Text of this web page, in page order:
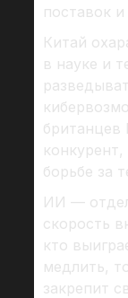
поставок
Китай
в науке и
британцев
борьбе за
ИИ —
скорость
кто
медлить,
закрепит